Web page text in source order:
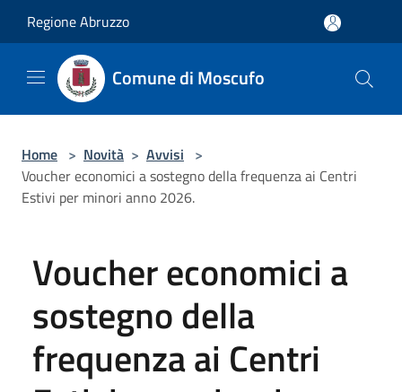
Regione Abruzzo
Comune di Moscufo
Home > Novità > Avvisi >
Voucher economici a sostegno della frequenza ai Centri
Estivi per minori anno 2026.
Voucher economici a
sostegno della
frequenza ai Centri